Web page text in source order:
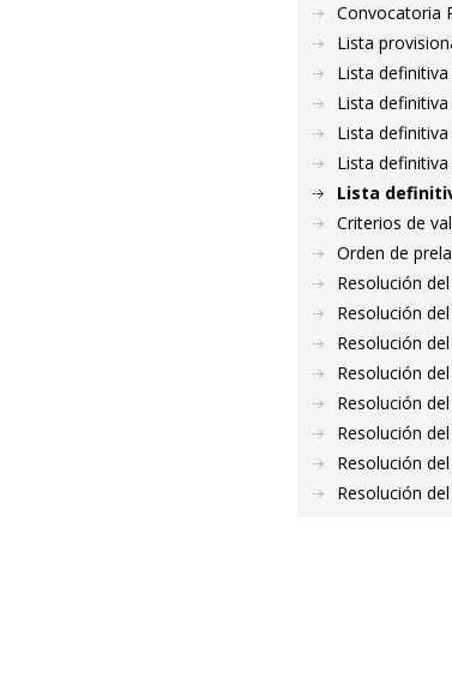
Convocatoria
Lista
Lista
Lista
Lista
Lista
Lista
Criterios de
Orden de
Resolución
Resolución
Resolución
Resolución
Resolución
Resolución
Resolución
Resolución